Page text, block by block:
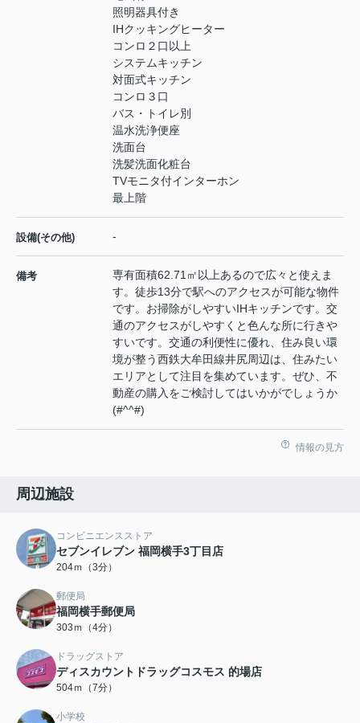
照明器具付き
IHクッキングヒーター
コンロ２口以上
システムキッチン
対面式キッチン
コンロ３口
バス・トイレ別
温水洗浄便座
洗面台
洗髪洗面化粧台
TVモニタ付インターホン
最上階
設備(その他) -
備考
専有面積62.71㎡以上あるので広々と使えま
す。徒歩13分で駅へのアクセスが可能な物件
です。お掃除がしやすいIHキッチンです。交
通のアクセスがしやすくと色んな所に行きや
すいです。交通の利便性に優れ、住み良い環
境が整う西鉄大牟田線井尻周辺は、住みたい
エリアとして注目を集めています。ぜひ、不
動産の購入をご検討してはいかがでしょうか
(#^^#)
情報の見方
周辺施設
コンビニエンスストア
セブンイレブン 福岡横手3丁目店
204ｍ（3分）
郵便局
福岡横手郵便局
303ｍ（4分）
ドラッグストア
ディスカウントドラッグコスモス 的場店
504ｍ（7分）
小学校